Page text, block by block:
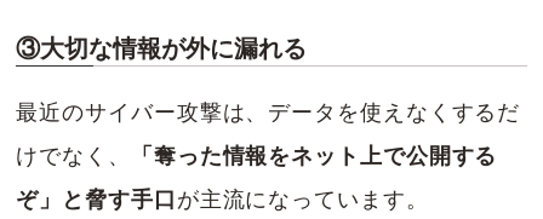
③大切な情報が外に漏れる
最近のサイバー攻撃は、データを使えなくするだ
けでなく、
「奪った情報をネット上で公開する
ぞ」と脅す手口 が主流になっています。